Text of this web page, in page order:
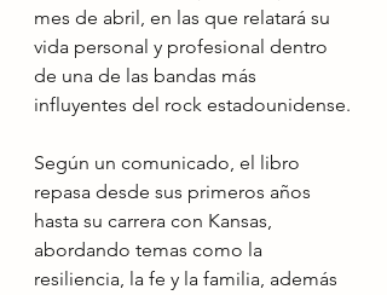
mes de abril, en las que relatará su
vida personal y profesional dentro
de una de las bandas más
influyentes del rock estadounidense.
Según un comunicado, el libro
repasa desde sus primeros años
hasta su carrera con Kansas,
abordando temas como la
resiliencia, la fe y la familia, además